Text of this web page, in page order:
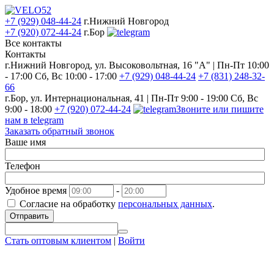
+7 (929) 048-44-24 г.Нижний Новгород
+7 (920) 072-44-24 г.Бор
Все контакты
Контакты
г.Нижний Новгород, ул. Высоковольтная, 16 "А" | Пн-Пт 10:00
- 17:00 Сб, Вс 10:00 - 17:00 +7 (929) 048-44-24 +7 (831) 248-32-
66
г.Бор, ул. Интернациональная, 41 | Пн-Пт 9:00 - 19:00 Сб, Вс
9:00 - 18:00 +7 (920) 072-44-24
Звоните или пишите
нам в telegram
Заказать обратный звонок
Ваше имя
Телефон
Удобное время
-
Согласие на обработку персональных данных.
Отправить
Стать оптовым клиентом | Войти